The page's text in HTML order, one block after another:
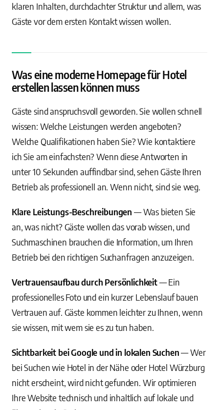
klaren Inhalten, durchdachter Struktur und allem, was
Gäste vor dem ersten Kontakt wissen wollen.
Was eine moderne Homepage für Hotel
erstellen lassen können muss
Gäste sind anspruchsvoll geworden. Sie wollen schnell
wissen: Welche Leistungen werden angeboten?
Welche Qualifikationen haben Sie? Wie kontaktiere
ich Sie am einfachsten? Wenn diese Antworten in
unter 10 Sekunden auffindbar sind, sehen Gäste Ihren
Betrieb als professionell an. Wenn nicht, sind sie weg.
Klare Leistungs-Beschreibungen — Was bieten Sie
an, was nicht? Gäste wollen das vorab wissen, und
Suchmaschinen brauchen die Information, um Ihren
Betrieb bei den richtigen Suchanfragen anzuzeigen.
Vertrauensaufbau durch Persönlichkeit— Ein
professionelles Foto und ein kurzer Lebenslauf bauen
Vertrauen auf. Gäste kommen leichter zu Ihnen, wenn
sie wissen, mit wem sie es zu tun haben.
Sichtbarkeit bei Google und in lokalen Suchen— Wer
bei Suchen wie Hotel in der Nähe oder Hotel Würzburg
nicht erscheint, wird nicht gefunden. Wir optimieren
Ihre Website technisch und inhaltlich auf lokale und